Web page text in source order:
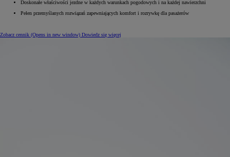
Doskonałe właściwości jezdne w każdych warunkach pogodowych i na każdej nawierzchni
Pełen przemyślanych rozwiązań zapewniających komfort i rozrywkę dla pasażerów
Zobacz cennik (Opens in new window) Dowiedz się więcej